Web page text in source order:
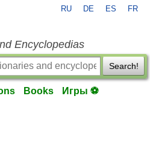
RU DE ES FR
Encyclopedias
Search!
Books Игры ⚽